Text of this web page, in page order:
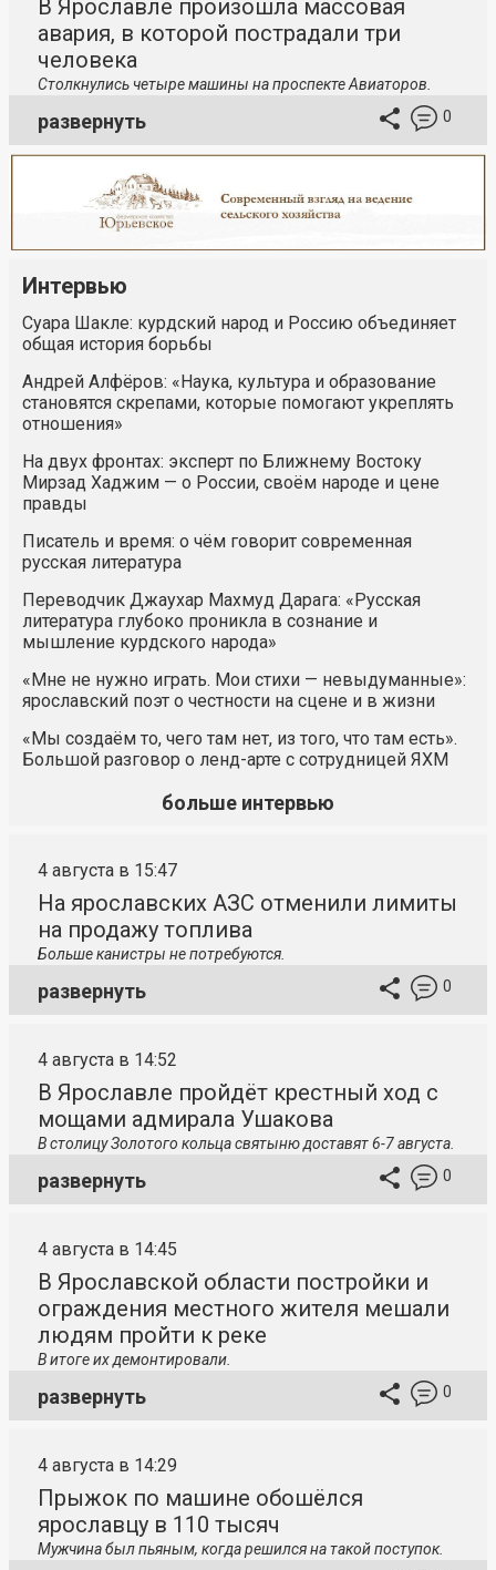
В Ярославле произошла массовая
авария, в которой пострадали три
человека
Столкнулись четыре машины на проспекте Авиаторов.
развернуть 0
Интервью
Суара Шакле: курдский народ и Россию объединяет
общая история борьбы
Андрей Алфёров: «Наука, культура и образование
становятся скрепами, которые помогают укреплять
отношения»
На двух фронтах: эксперт по Ближнему Востоку
Мирзад Хаджим — о России, своём народе и цене
правды
Писатель и время: о чём говорит современная
русская литература
Переводчик Джаухар Махмуд Дарага: «Русская
литература глубоко проникла в сознание и
мышление курдского народа»
«Мне не нужно играть. Мои стихи — невыдуманные»:
ярославский поэт о честности на сцене и в жизни
«Мы создаём то, чего там нет, из того, что там есть».
Большой разговор о ленд-арте с сотрудницей ЯХМ
больше интервью
4 августа в 15:47
На ярославских АЗС отменили лимиты
на продажу топлива
Больше канистры не потребуются.
развернуть 0
4 августа в 14:52
В Ярославле пройдёт крестный ход с
мощами адмирала Ушакова
В столицуЗолотого кольца святыню доставят 6-7 августа.
развернуть 0
4 августа в 14:45
В Ярославской области постройки и
ограждения местного жителя мешали
людям пройти к реке
В итоге их демонтировали.
развернуть 0
4 августа в 14:29
Прыжок по машине обошёлся
ярославцу в 110 тысяч
Мужчина был пьяным, когда решился на такой поступок.